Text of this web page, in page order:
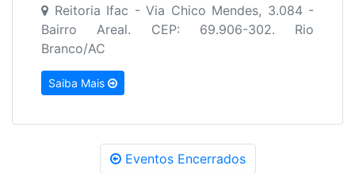
Reitoria Ifac - Via Chico Mendes, 3.084 -
Bairro Areal. CEP: 69.906-302. Rio
Branco/AC
Saiba Mais
Eventos Encerrados